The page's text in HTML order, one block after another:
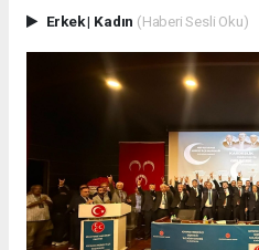
Erkek| Kadın (Haberi Sesli Oku)